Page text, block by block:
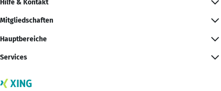
Hilfe & Kontakt
Mitgliedschaften
Hauptbereiche
Services